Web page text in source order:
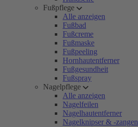
Fußpflege
Alle anzeigen
Fußbad
Fußcreme
Fußmaske
Fußpeeling
Hornhautentferner
Fußgesundheit
Fußspray
Nagelpflege
Alle anzeigen
Nagelfeilen
Nagelhautentferner
Nagelknipser & -zangen